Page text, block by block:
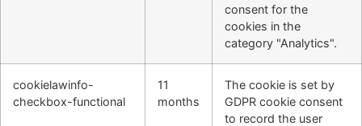
consent for the
cookies in the
category "Analytics".
cookielawinfo-
checkbox-functional
11
months
The cookie is set by
GDPR cookie consent
to record the user